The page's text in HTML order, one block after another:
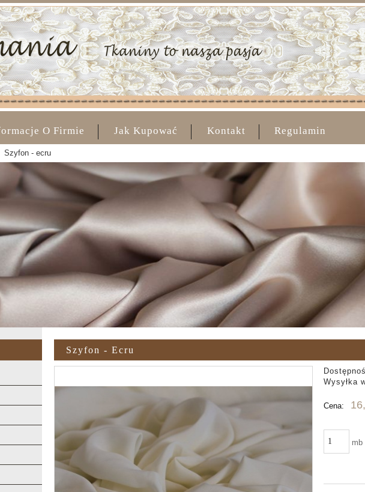
O Firmie Jak Kupować Kontakt Regulamin
Szyfon - ecru
Szyfon - Ecru
Wysyłka
Cena:
mb